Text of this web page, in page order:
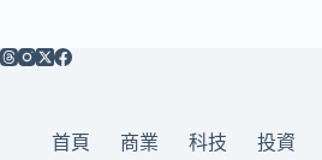
首頁 商業 科技 投資